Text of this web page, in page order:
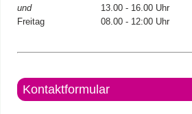
und
13.00 - 16.00 Uhr
Freitag
08.00 - 12:00 Uhr
Kontaktformular